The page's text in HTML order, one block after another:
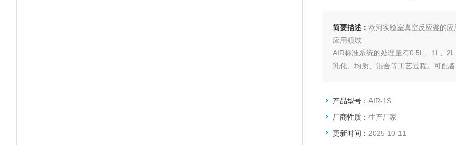
简要描述： 欧河实验室真空反应釜的应
应用领域
AIR标准系统的处理量有0.5L、1L、
乳化、均质、混合等工艺过程。可配
产品型号： AIR-1S
厂商性质： 生产厂家
更新时间： 2025-10-11